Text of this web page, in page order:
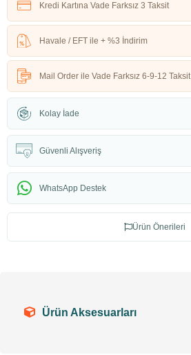
Kredi Kartına Vade Farksız 3 Taksit
Havale / EFT ile + %3 İndirim
Mail Order ile Vade Farksız 6-9-12 Taksit
Kolay İade
Güvenli Alışveriş
WhatsApp Destek
Ürün Önerileri
Ürün Aksesuarları